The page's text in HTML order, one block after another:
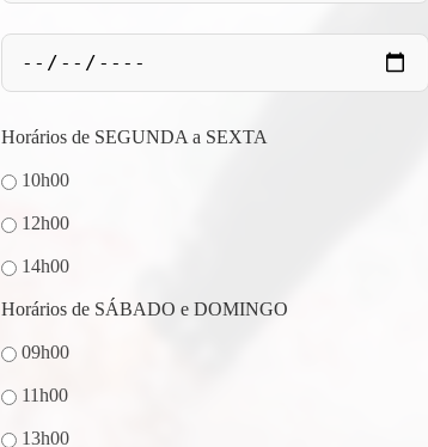
Horários de SEGUNDA a SEXTA
10h00
12h00
14h00
Horários de SÁBADO e DOMINGO
09h00
11h00
13h00